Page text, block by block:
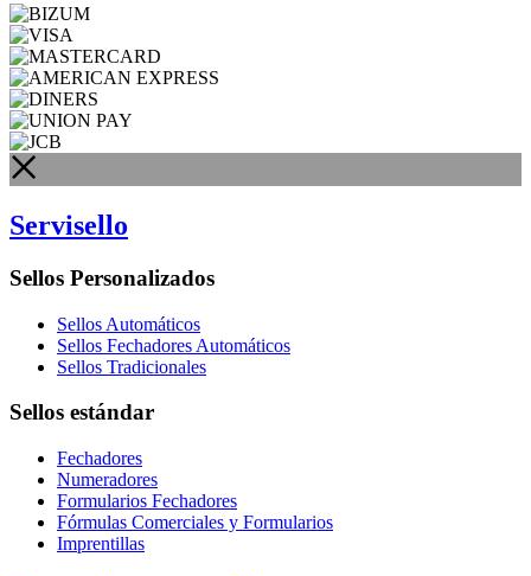
Servisello
Sellos Personalizados
Sellos Automáticos
Sellos Fechadores Automáticos
Sellos Tradicionales
Sellos estándar
Fechadores
Numeradores
Formularios Fechadores
Fórmulas Comerciales y Formularios
Imprentillas